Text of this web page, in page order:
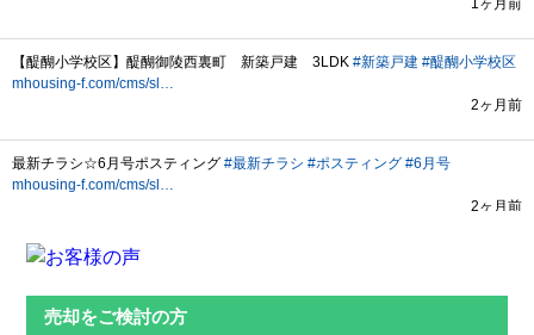
売却をご検討の方